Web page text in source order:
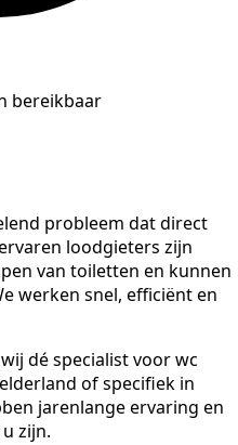
bereikbaar
probleem dat direct
loodgieters zijn
van toiletten en kunnen
werken snel, efficiënt en
dé specialist voor wc
of specifiek in
jarenlange ervaring en
zijn.